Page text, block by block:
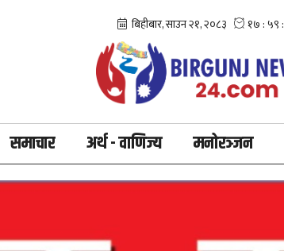
समाचार अर्थ - वाणिज्य मनोरञ्जन